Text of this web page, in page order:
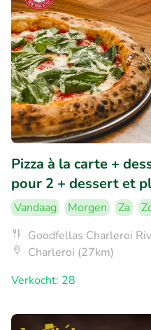
Pizza à la carte +
pour 2 + dessert et
Vandaag Morgen Za
Goodfellas Charleroi
Charleroi (27km)
Verkocht: 28